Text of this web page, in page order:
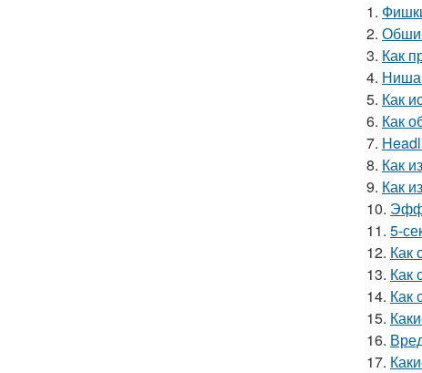
1.
2.
3. Как
4. Ниша
5. Как
6. Как
7.
8. Как
9. Как
10.
11. 5-
12. Как
13. Как
14. Как
15.
16.
17.